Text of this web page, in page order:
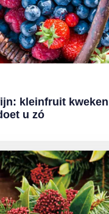
kleinfruit
u zó
kerststukjes maken doet u